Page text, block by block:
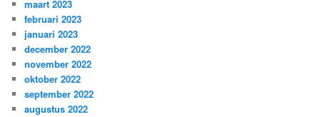
maart 2023
februari 2023
januari 2023
december 2022
november 2022
oktober 2022
september 2022
augustus 2022